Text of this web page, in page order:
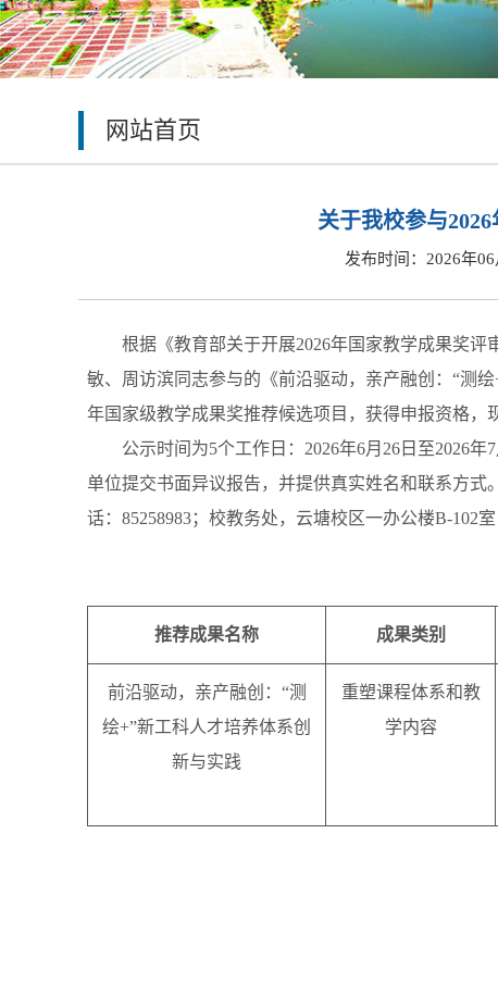
网站首页
关于我校参与
发布时间：2026年06
根据《教育部关于开展2026年国家教学成果奖
敏、周访滨同志参与的《前沿驱动，亲产融创：“测
年国家级教学成果奖推荐候选项目，获得申报资格，
公示时间为5个工作日：2026年6月26日至2026
单位提交书面异议报告，并提供真实姓名和联系方
话：85258983；校教务处，云塘校区一办公楼B-102室
推荐成果名称 成果类别
前沿驱动，亲产融创： “测
绘+”新工科人才培养体系创
新与实践
重塑课程体系和教
学内容